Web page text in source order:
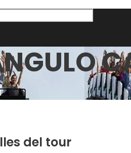
del tour